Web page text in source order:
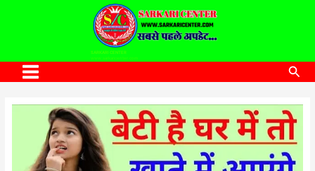
SARKARI CENTER
www.sarkaricenter.com
Main
Menu